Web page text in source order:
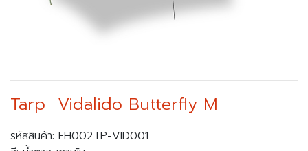
Tarp Vidalido Butterfly M
รหัสสินค้า: FH002TP-VID001